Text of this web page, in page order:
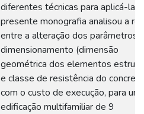
diferentes técnicas para aplicá-la.
presente monografia analisou a
entre a alteração dos parâmetros
dimensionamento (dimensão
geométrica dos elementos
e classe de resistência do
com o custo de execução, para
edificação multifamiliar de 9